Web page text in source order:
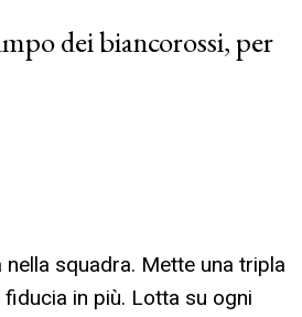
dei biancorossi, per
squadra. Mette una tripla
in più. Lotta su ogni